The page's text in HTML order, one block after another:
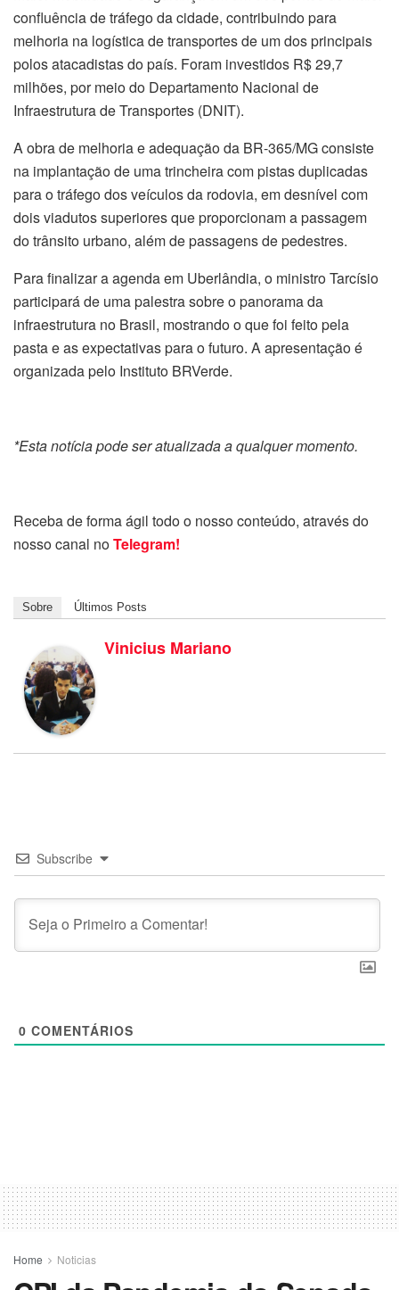
confluência de tráfego da cidade, contribuindo para
melhoria na logística de transportes de um dos principais
polos atacadistas do país. Foram investidos R$ 29,7
milhões, por meio do Departamento Nacional de
Infraestrutura de Transportes (DNIT).
A obra de melhoria e adequação da BR-365/MG consiste
na implantação de uma trincheira com pistas duplicadas
para o tráfego dos veículos da rodovia, em desnível com
dois viadutos superiores que proporcionam a passagem
do trânsito urbano, além de passagens de pedestres.
Para finalizar a agenda em Uberlândia, o ministro Tarcísio
participará de uma palestra sobre o panorama da
infraestrutura no Brasil, mostrando o que foi feito pela
pasta e as expectativas para o futuro. A apresentação é
organizada pelo Instituto BRVerde.
*Esta notícia pode ser atualizada a qualquer momento.
Receba de forma ágil todo o nosso conteúdo, através do
nosso canal noTelegram!
Sobre Últimos Posts
Vinicius Mariano
Subscribe
0 COMENTÁRIOS
Home Noticias